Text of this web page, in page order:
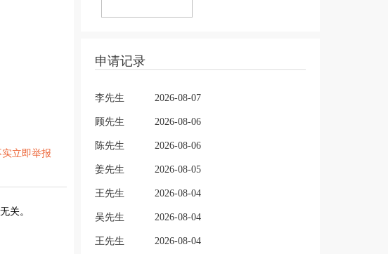
立即举报
关。
申请记录
李先生 2026-08-07
顾先生 2026-08-06
陈先生 2026-08-06
姜先生 2026-08-05
王先生 2026-08-04
吴先生 2026-08-04
王先生 2026-08-04